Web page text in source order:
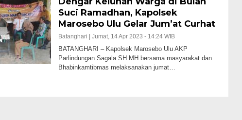
Suci Ramadhan, Kapolsek
Marosebo Ulu Gelar Jum’at Curhat
Batanghari | Jumat, 14 Apr 2023 - 14:24 WIB
BATANGHARI – Kapolsek Marosebo Ulu AKP
Parlindungan Sagala SH MH bersama masyarakat dan
Bhabinkamtibmas melaksanakan jumat…